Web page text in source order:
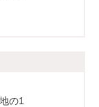
の1